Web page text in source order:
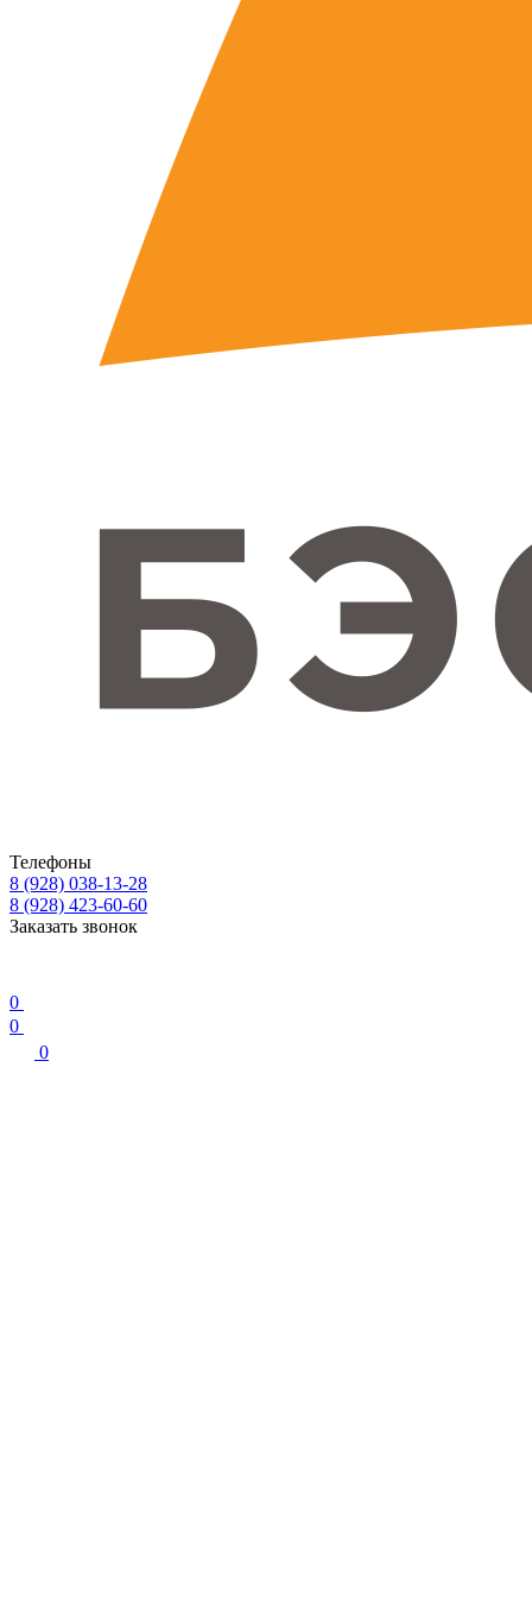
Телефоны
8 (928) 038-13-28
8 (928) 423-60-60
Заказать звонок
0
0
0